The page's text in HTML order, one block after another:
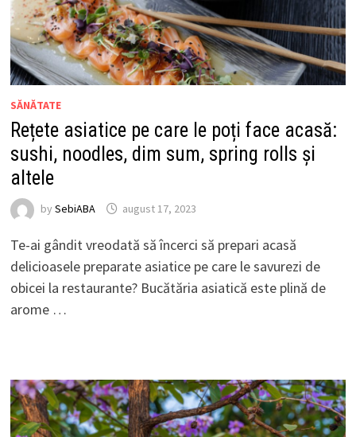
SĂNĂTATE
Rețete asiatice pe care le poți face acasă:
sushi, noodles, dim sum, spring rolls și
altele
by SebiABA august 17, 2023
Te-ai gândit vreodată să încerci să prepari acasă
delicioasele preparate asiatice pe care le savurezi de
obicei la restaurante? Bucătăria asiatică este plină de
arome …